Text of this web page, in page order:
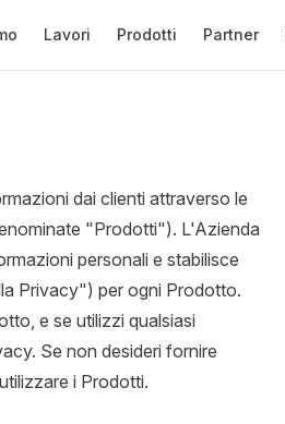
Lavori Prodotti Partner
dai clienti attraverso le
"Prodotti"). L'Azienda
personali e stabilisce
Privacy") per ogni Prodotto.
e se utilizzi qualsiasi
Se non desideri fornire
i Prodotti.